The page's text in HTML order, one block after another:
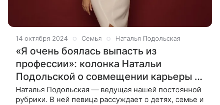
14 октября 2024 Семья Наталья Подольская
«Я очень боялась выпасть из
профессии»: колонка Натальи
Подольской о совмещении карьеры и
материнства
Наталья Подольская — ведущая нашей постоянной
рубрики. В ней певица рассуждает о детях, семье и